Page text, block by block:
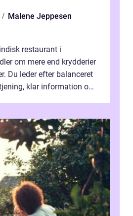
Malene Jeppesen
restaurant i
om mere end krydderier
Du leder efter balanceret
klar information om